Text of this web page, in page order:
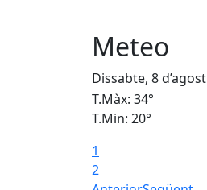
Meteo
Dissabte, 8 d’agost
T.Màx: 34°
T.Min: 20°
1
2